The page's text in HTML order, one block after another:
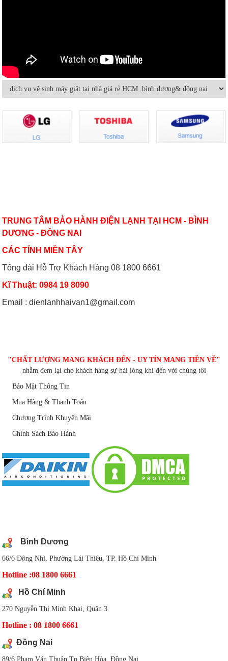
cần lưu ý
không hại sức khỏe
tiết kiệm điện?
cách mùa nóng cao điểma
TRUNG TÂM BẢO HÀNH ĐIỆN LẠNH TẠI HCM - BÌNH
DƯƠNG - ĐỒNG NAI
CÁC TỈNH MIỀN TÂY
Tổng đài Hỗ Trợ Khách Hàng 08 1800 6661
Kĩ Thuật: 0984 19 8090
Email : dienlanhhaivan1@gmail.com
"CHẤT LƯỢNG MANG KHÁCH ĐẾN - UY TÍN MANG TIỀN VỀ"
nhằm đem lại cho khách hàng sự hài lòng khi đến với chúng tôi
Bảo Mật Thông Tin
Mua Hàng & Thanh Toán
Chương Trình Khuyến Mãi
Chính Sách Bào Hành
Bình Dương
66/6 Đông Nhì, Phường Lái Thiêu, TP. Hồ Chí Minh
Hotline :08 1800 6661
Hồ Chí Minh
270 Nguyễn Thị Minh Khai, Quận 3
Hotline : 08 1800 6661
Đồng Nai
89/6 Phạm Văn Thuận,Tp Biên Hòa, Đồng Nai